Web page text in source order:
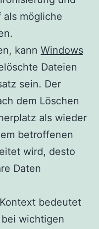
als mögliche
kann Windows
Dateien
sein. Der
dem Löschen
als wieder
betroffenen
wird, desto
Daten
bedeutet
wichtigen